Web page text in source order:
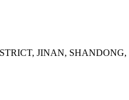
JINAN,